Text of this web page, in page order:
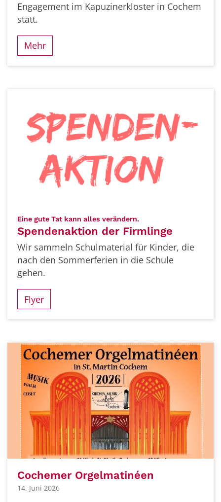
Engagement im Kapuzinerkloster in Cochem
statt.
Mehr
Eine gute Tat kann alles verändern.
Spendenaktion der Firmlinge
Wir sammeln Schulmaterial für Kinder, die
nach den Sommerferien in die Schule
gehen.
Flyer
Cochemer Orgelmatinéen
14. Juni 2026